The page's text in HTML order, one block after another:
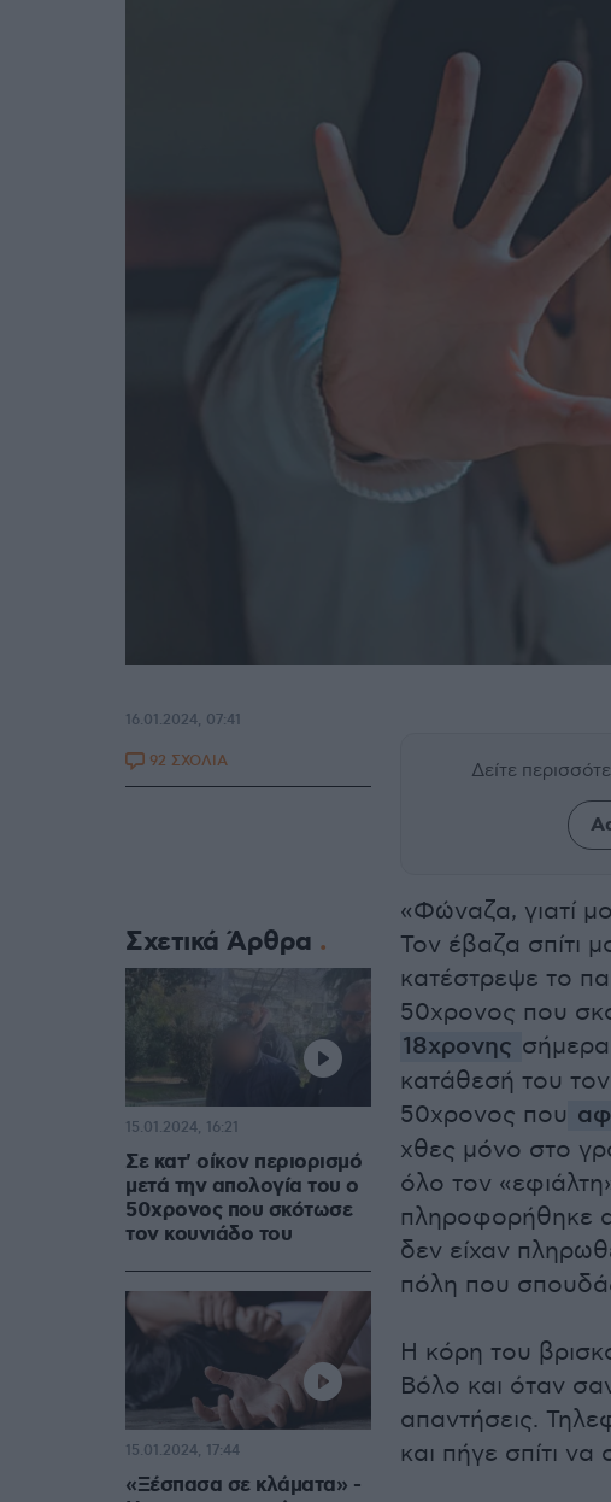
Δείτε
«Φώναζα, γιατί
Τον έβαζα σπίτι
κατέστρεψε το
50χρονος που
18χρονης
κατάθεσή του
50χρονος που
χθες μόνο στο
όλο τον
πληροφορήθηκε
δεν είχαν
πόλη που
Η κόρη του
Βόλο και όταν
απαντήσεις.
και πήγε σπίτι
16.01.2024, 07:41
92 ΣΧΟΛΙΑ
Σχετικά Άρθρα
Σε κατ' οίκον περιορισμό
μετά την απολογία του ο
50χρονος που σκότωσε
τον κουνιάδο του
15.01.2024, 16:21
«Ξέσπασα σε κλάματα» -
15.01.2024, 17:44